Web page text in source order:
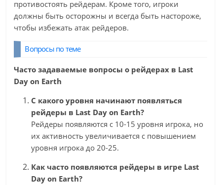
противостоять рейдерам. Кроме того, игроки
должны быть осторожны и всегда быть настороже,
чтобы избежать атак рейдеров.
Вопросы по теме
Часто задаваемые вопросы о рейдерах в Last
Day on Earth
С какого уровня начинают появляться
рейдеры в Last Day on Earth?
Рейдеры появляются с 10-15 уровня игрока, но
их активность увеличивается с повышением
уровня игрока до 20-25.
Как часто появляются рейдеры в игре Last
Day on Earth?